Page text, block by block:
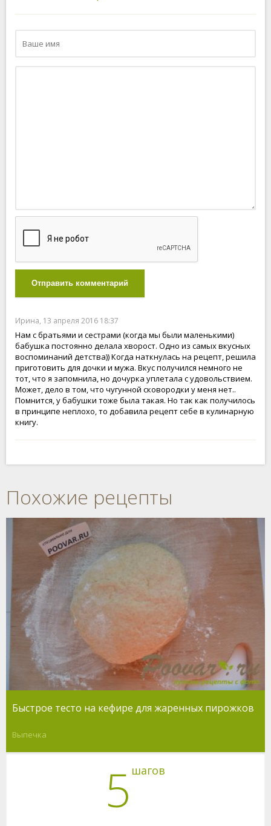
Отправить комментарий
Ирина, 13 апреля 2016 18:37
Нам с братьями и сестрами (когда мы были маленькими)
бабушка постоянно делала хворост. Одно из самых вкусных
воспоминаний детства)) Когда наткнулась на рецепт, решила
приготовить для дочки и мужа. Вкус получился немного не
тот, что я запомнила, но дочурка уплетала с удовольствием.
Может, дело в том, что чугунной сковородки у меня нет..
Помнится, у бабушки тоже была такая. Но так как получилось
в принципе неплохо, то добавила рецепт себе в кулинарную
книгу.
Похожие рецепты
Быстрое тесто на кефире для жаренных пирожков
Выпечка
5 шагов